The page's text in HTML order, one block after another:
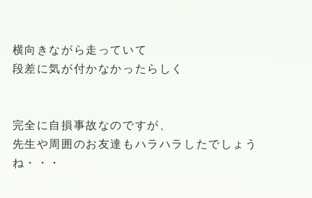
横向きながら走っていて
段差に気が付かなかったらしく
完全に自損事故なのですが、
先生や周囲のお友達もハラハラしたでしょう
ね・・・